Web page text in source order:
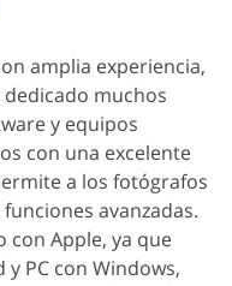
amplia experiencia,
dedicado muchos
y equipos
con una excelente
a los fotógrafos
avanzadas.
con Apple, ya que
PC con Windows,